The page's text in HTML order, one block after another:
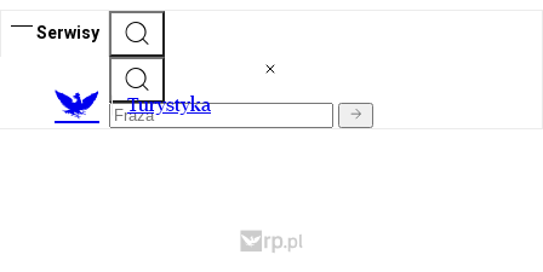
Serwisy
Turystyka